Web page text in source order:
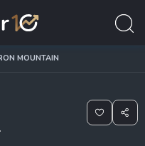
MOUNTAIN